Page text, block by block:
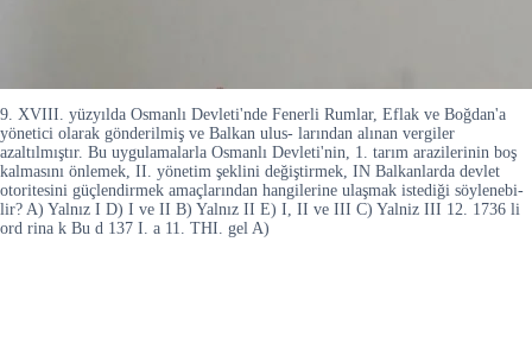
9. XVIII. yüzyılda Osmanlı Devleti'nde Fenerli Rumlar, Eflak ve Boğdan'a
yönetici olarak gönderilmiş ve Balkan ulus- larından alınan vergiler
azaltılmıştır. Bu uygulamalarla Osmanlı Devleti'nin, 1. tarım arazilerinin boş
kalmasını önlemek, II. yönetim şeklini değiştirmek, IN Balkanlarda devlet
otoritesini güçlendirmek amaçlarından hangilerine ulaşmak istediği söylenebi-
lir? A) Yalnız I D) I ve II B) Yalnız II E) I, II ve III C) Yalniz III 12. 1736 li
ord rina k Bu d 137 I. a 11. THI. gel A)